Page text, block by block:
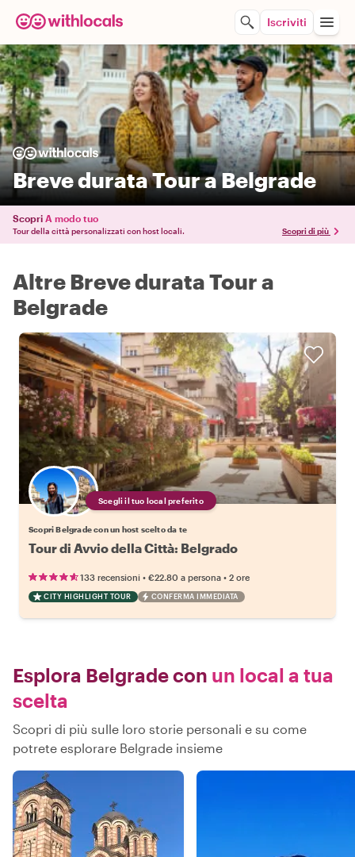
Iscriviti
Breve durata Tour a Belgrade
Scopri A modo tuo
Tour della città personalizzati con host locali. Scopri di più
Altre Breve durata Tour a
Belgrade
Scegli il tuo local preferito
Scopri Belgrade con un host scelto da te
Tour di Avvio della Città: Belgrado
133 recensioni • €22.80 a persona • 2 ore
CITY HIGHLIGHT TOUR CONFERMA IMMEDIATA
Esplora Belgrade con un local a tua
scelta
Scopri di più sulle loro storie personali e su come
potrete esplorare Belgrade insieme